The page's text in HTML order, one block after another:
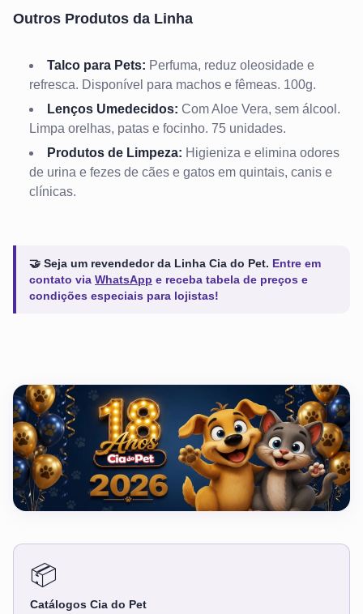
Outros Produtos da Linha
Talco para Pets: Perfuma, reduz oleosidade e
refresca. Disponível para machos e fêmeas. 100g.
Lenços Umedecidos: Com Aloe Vera, sem álcool.
Limpa orelhas, patas e focinho. 75 unidades.
Produtos de Limpeza: Higieniza e elimina odores
de urina e fezes de cães e gatos em quintais, canis e
clínicas.
🤝 Seja um revendedor da Linha Cia do Pet. Entre em
contato via WhatsApp e receba tabela de preços e
condições especiais para lojistas!
📦
Catálogos Cia do Pet